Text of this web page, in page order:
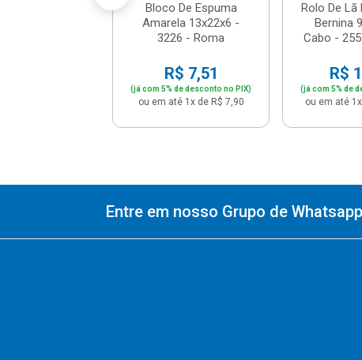
Bloco De Espuma
Amarela 13x22x6 -
3226 - Roma
R$ 7,51
(já com 5% de desconto no PIX)
ou em até 1x de R$ 7,90
Rolo De Lã
Bernina
Cabo -
R$
(já com 5% de
ou em até
Entre em nosso Grupo de